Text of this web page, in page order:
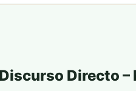
Discurso Directo